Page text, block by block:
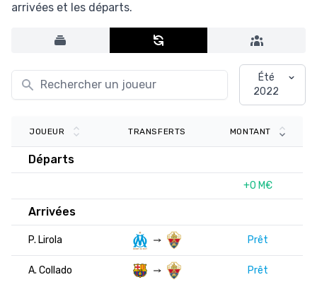
arrivées et les départs.
Été
2022
JOUEUR TRANSFERTS MONTANT
Départs
+0 M€
Arrivées
P. Lirola Prêt
A. Collado Prêt